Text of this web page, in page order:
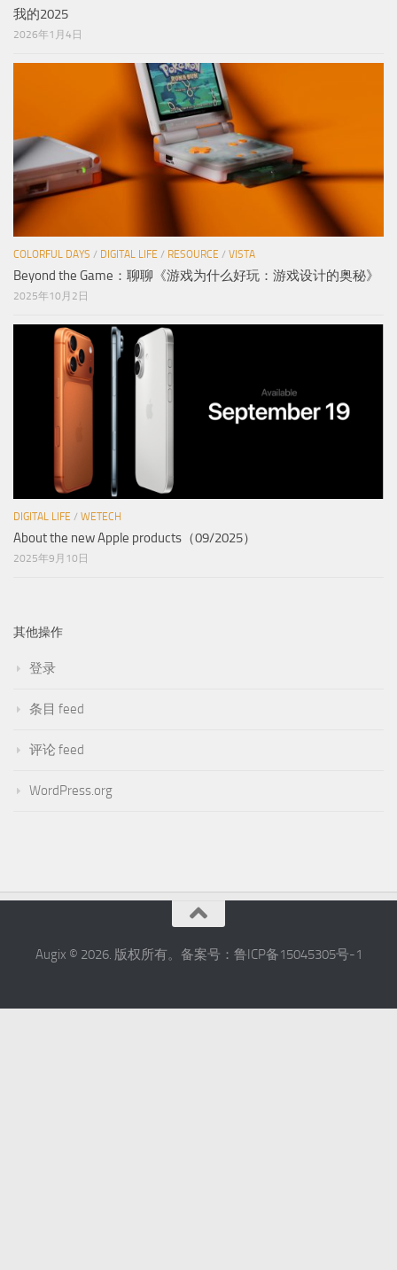
我的2025
2026年1月4日
COLORFUL DAYS / DIGITAL LIFE / RESOURCE / VISTA
Beyond the Game：聊聊《游戏为什么好玩：游戏设计的奥秘》
2025年10月2日
DIGITAL LIFE / WETECH
About the new Apple products（09/2025）
2025年9月10日
其他操作
登录
条目 feed
评论 feed
WordPress.org
Augix © 2026. 版权所有。备案号：鲁ICP备15045305号-1